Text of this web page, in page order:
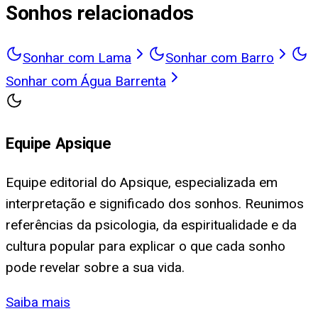
Sonhos relacionados
Sonhar com Lama
Sonhar com Barro
Sonhar com Água Barrenta
Equipe Apsique
Equipe editorial do Apsique, especializada em
interpretação e significado dos sonhos. Reunimos
referências da psicologia, da espiritualidade e da
cultura popular para explicar o que cada sonho
pode revelar sobre a sua vida.
Saiba mais